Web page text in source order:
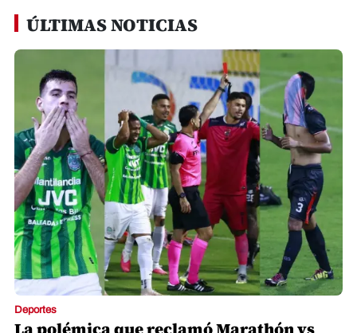
ÚLTIMAS NOTICIAS
Deportes